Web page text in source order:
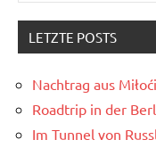
LETZTE POSTS
Nachtrag aus
Roadtrip in der
Im Tunnel von